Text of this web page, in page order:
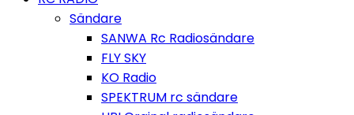
Sändare
SANWA Rc Radiosändare
FLY SKY
KO Radio
SPEKTRUM rc sändare